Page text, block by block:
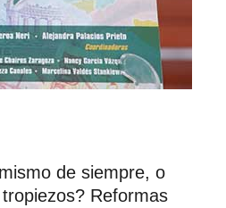
de siempre, o
Reformas